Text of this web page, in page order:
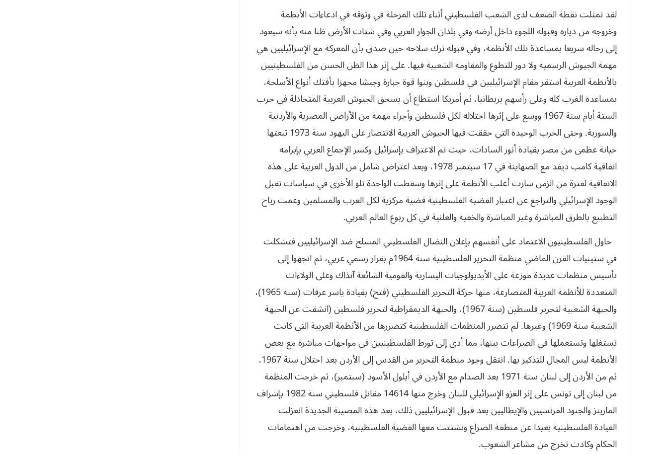
لقد تمثلت نقطة الضعف لدى الشعب الفلسطيني أثناء تلك المرحلة في وثوقه في ادعاءات الأنظمة
وخروجه من دياره وقبوله اللجوء داخل أرضه وفي بلدان الجوار العربي وفي شتات الأرض ظنا منه بأنه سيعود
إلى رحاله سريعا بمساعدة تلك الأنظمة، وفي قبوله ترك سلاحه حين صدق بأن المعركة مع الإسرائيليين هي
مهمة الجيوش الرسمية ولا دور للتطوع والمقاومة الشعبية فيها. على إثر هذا الظن الحسن من الفلسطينيين
بالأنظمة العربية استقر مقام الإسرائيليين في فلسطين وبنوا قوة جبارة وجيشا مجهزا بأفتك أنواع الأسلحة،
بمساعدة الغرب كله وعلى رأسهم يريطانيا، ثم أمريكا استطاع أن يسحق الجيوش العربية المتخاذلة في حرب
الستة أيام سنة 1967 ووسع على إثرها احتلاله لكل فلسطين وأجزاء مهمة من الأراضي المصرية والأردنية
والسورية. وحتى الحرب الوحيدة التي حققت فيها الجيوش العربية الانتصار على اليهود سنة 1973 تبعتها
خيانة عظمى من مصر بقيادة أنور السادات، حيث تم الاعتراف بإسرائيل وكسر الإجماع العربي بإبرامه
اتفاقية كامب ديفد مع الصهاينة في 17 سبتمبر 1978، وبعد اعتراض شامل من الدول العربية على هذه
الاتفاقية لفترة من الزمن سارت أغلب الأنظمة على إثرها وسقطت الواحدة تلو الأخرى في سياسات تقبل
الوجود الإسرائيلي والتراجع عن اعتبار القضية الفلسطينية قضية مركزية لكل العرب والمسلمين وعمت رياح
التطبيع بالطرق المباشرة وغير المباشرة والخفية والعلنية في كل ربوع العالم العربي.
حاول الفلسطينيون الاعتماد على أنفسهم بإعلان النضال الفلسطيني المسلح ضد الإسرائيليين فتشكلت
في ستينيات القرن الماضي منظمة التحرير الفلسطينية سنة 1964م بقرار رسمي عربي، ثم اتجهوا إلى
تأسيس منظمات عديدة موزعة على الأيديولوجيات اليسارية والقومية الشائعة آنذاك وعلى الولاءات
المتعددة للأنظمة العربية المتصارعة، منها حركة التحرير الفلسطيني (فتح) بقيادة ياسر عرفات (سنة 1965)،
والجبهة الشعبية لتحرير فلسطين (سنة 1967)، والجبهة الديمقراطية لتحرير فلسطين (انشقت عن الجبهة
الشعبية سنة 1969) وغيرها. لم تتضرر المنظمات الفلسطينية كتضررها من الأنظمة العربية التي كانت
تستغلها وتستعملها في الصراعات بينها، مما أدى إلى تورط الفلسطينيين في مواجهات مباشرة مع بعض
الأنظمة ليس المجال للتذكير بها. انتقل وجود منظمة التحرير من القدس إلى الأردن بعد احتلال سنة 1967،
ثم من الأردن إلى لبنان سنة 1971 بعد الصدام مع الأردن في أيلول الأسود (سبتمبر)، ثم خرجت المنظمة
من لبنان إلى تونس على إثر الغزو الإسرائيلي للبنان وخرج منها 14614 مقاتل فلسطيني سنة 1982 بإشراف
المارينز والجنود الفرنسيين والإيطاليين بعد قبول الإسرائيليين ذلك، بعد هذه المصيبة الجديدة انعزلت
القيادة الفلسطينية بعيدا عن منطقة الصراع وتشتتت معها القضية الفلسطينية، وخرجت من اهتمامات
الحكام وكادت تخرج من مشاعر الشعوب.